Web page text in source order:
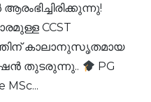
CCST
കാലാനുസൃതമായ
തുടരുന്നു..
PG